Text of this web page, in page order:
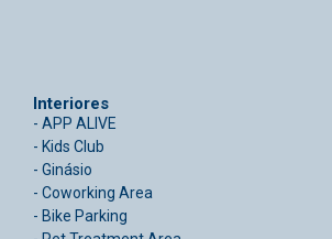
Interiores
- APP ALIVE
- Kids Club
- Ginásio
- Coworking Area
- Bike Parking